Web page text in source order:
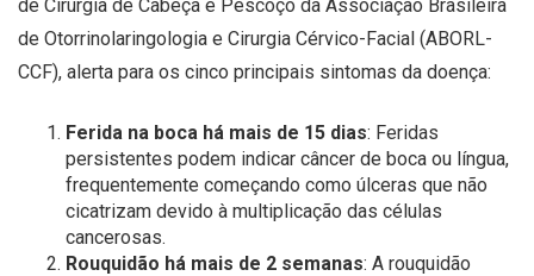
de Cirurgia de Cabeça e Pescoço da Associação Brasileira
de Otorrinolaringologia e Cirurgia Cérvico-Facial (ABORL-
CCF), alerta para os cinco principais sintomas da doença:
Ferida na boca há mais de 15 dias: Feridas
persistentes podem indicar câncer de boca ou língua,
frequentemente começando como úlceras que não
cicatrizam devido à multiplicação das células
cancerosas.
Rouquidão há mais de 2 semanas: A rouquidão